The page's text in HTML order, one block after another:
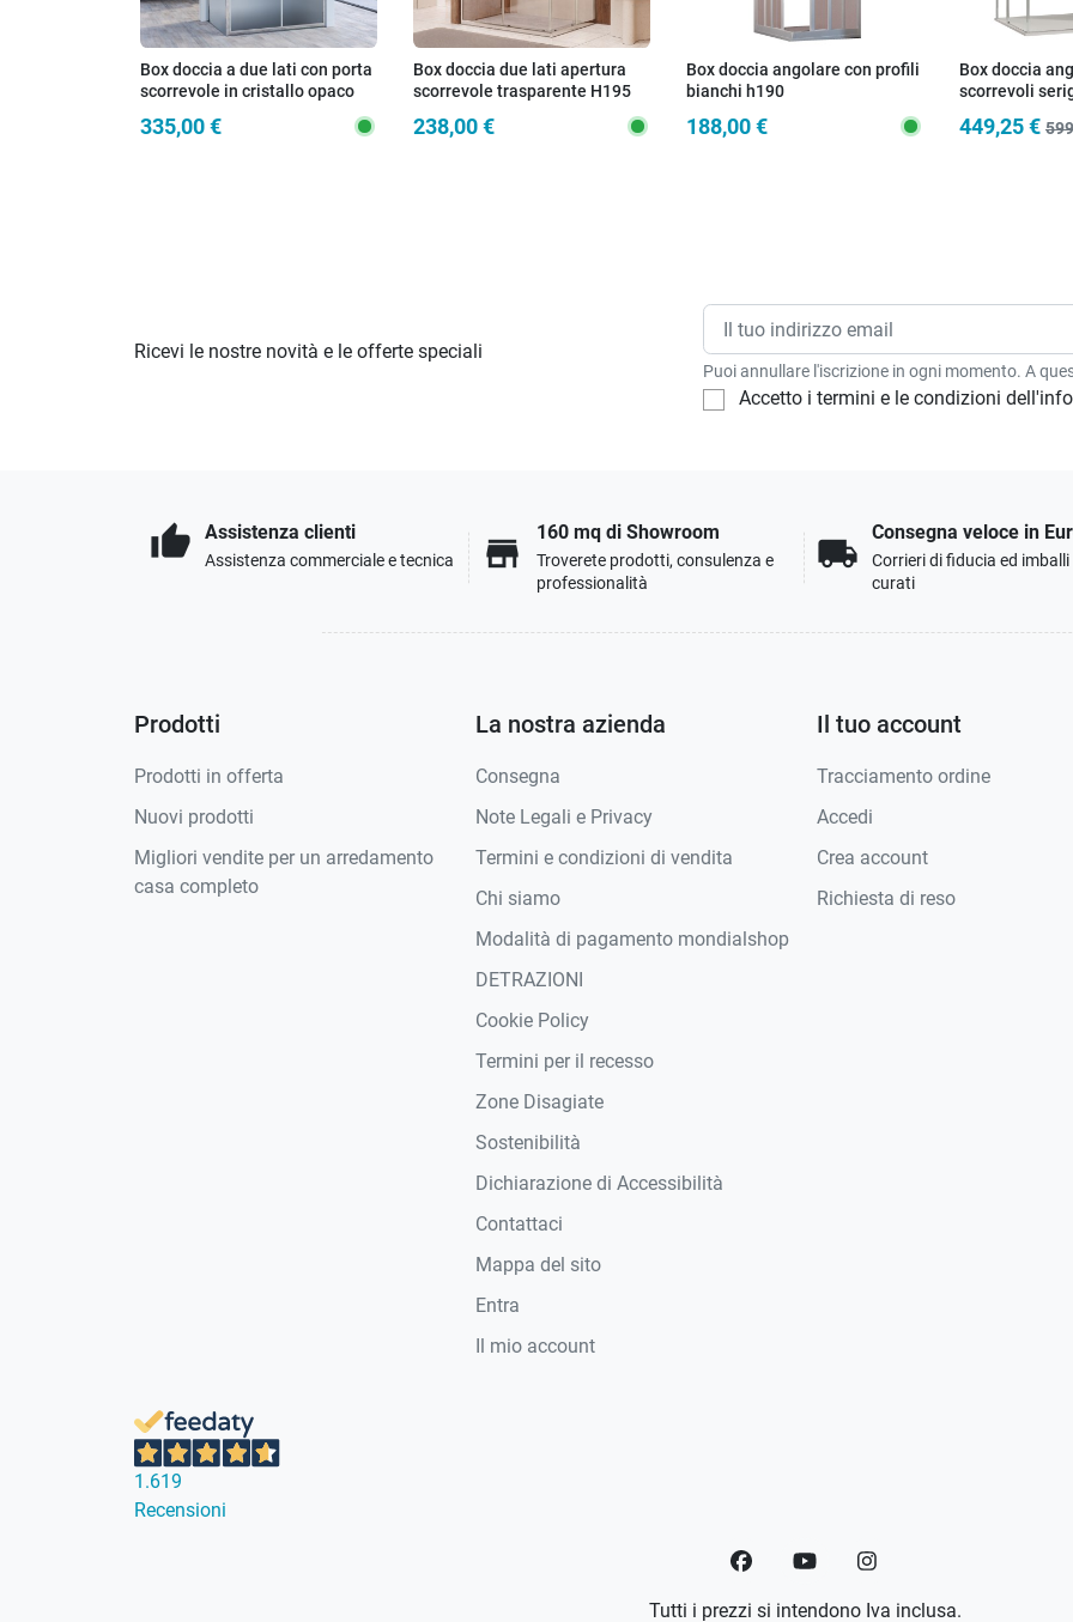
Box doccia a due lati con porta
scorrevole in cristallo opaco
335,00 €
Box doccia due lati apertura
scorrevole trasparente H195
238,00 €
Box doccia angolare con profili
bianchi h190
188,00 €
Box doccia
scorrevoli
449,25 €
Ricevi le nostre novità e le offerte speciali
Puoi annullare l'iscrizione in ogni momento. A
Accetto i termini e le condizioni
thumb_up Assistenza clienti
Assistenza commerciale e tecnica store
160 mq di Showroom
Troverete prodotti, consulenza e
professionalità
local_shipping
Consegna veloce in
Corrieri di fiducia ed imballi
curati
Prodotti
Prodotti in offerta
Nuovi prodotti
Migliori vendite per un arredamento
casa completo
La nostra azienda
Consegna
Note Legali e Privacy
Termini e condizioni di vendita
Chi siamo
Modalità di pagamento mondialshop
DETRAZIONI
Cookie Policy
Termini per il recesso
Zone Disagiate
Sostenibilità
Dichiarazione di Accessibilità
Contattaci
Mappa del sito
Entra
Il mio account
Il tuo account
Tracciamento ordine
Accedi
Crea account
Richiesta di reso
1.619
Recensioni
Tutti i prezzi si intendono Iva inclusa.